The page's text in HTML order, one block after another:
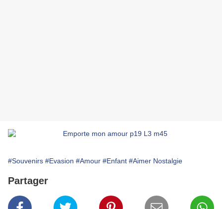
#Souvenirs #Evasion #Amour #Enfant #Aimer Nostalgie
Partager